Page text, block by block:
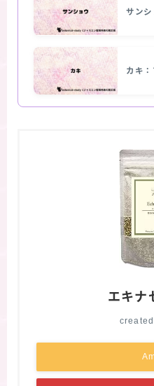
サンシ
カキ：
エキ